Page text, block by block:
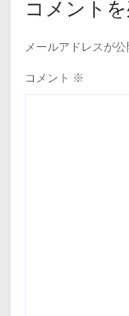
コメント
メールアドレスが公
コメント ※